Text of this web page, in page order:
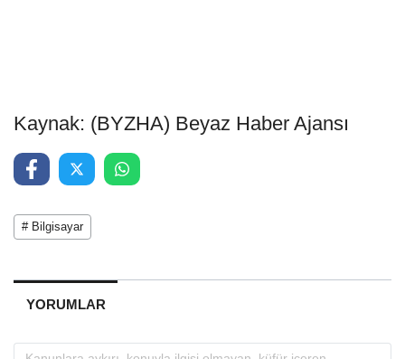
Kaynak: (BYZHA) Beyaz Haber Ajansı
# Bilgisayar
YORUMLAR